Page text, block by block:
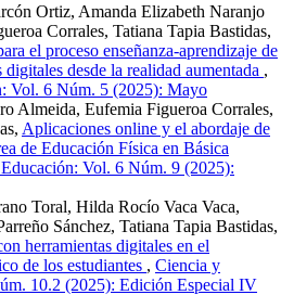
Ortiz, Amanda Elizabeth Naranjo
Corrales, Tatiana Tapia Bastidas,
el proceso enseñanza-aprendizaje de
digitales desde la realidad aumentada ,
Vol. 6 Núm. 5 (2025): Mayo
Almeida, Eufemia Figueroa Corrales,
Aplicaciones online y el abordaje de
de Educación Física en Básica
Vol. 6 Núm. 9 (2025):
Toral, Hilda Rocío Vaca Vaca,
Sánchez, Tatiana Tapia Bastidas,
herramientas digitales en el
de los estudiantes , Ciencia y
10.2 (2025): Edición Especial IV